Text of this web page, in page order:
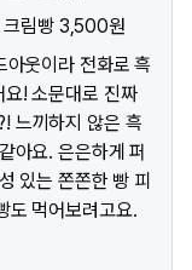
림빵 3,500원
웃이라 전화로 흑
! 소문대로 진짜
느끼하지 않은 흑
아요. 은은하게 퍼
있는 쫀쫀한 빵 피
도 먹어보려고요.